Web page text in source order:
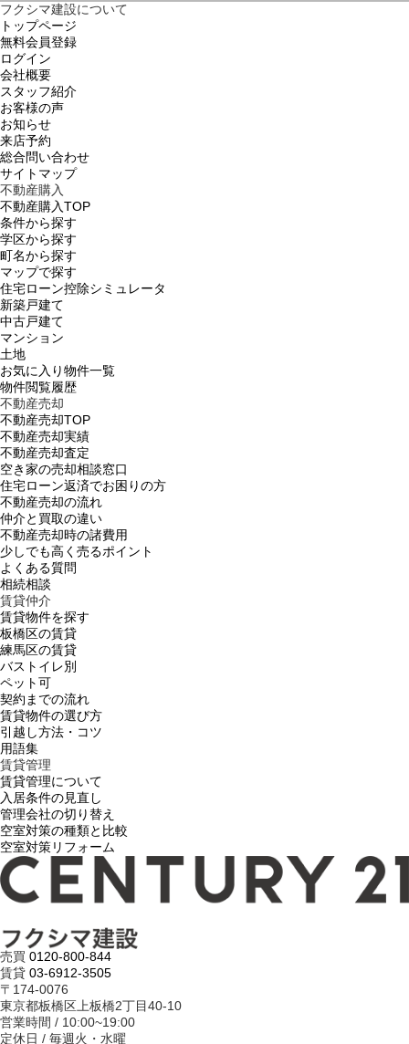
フクシマ建設について
トップページ
無料会員登録
ログイン
会社概要
スタッフ紹介
お客様の声
お知らせ
来店予約
総合問い合わせ
サイトマップ
不動産購入
不動産購入TOP
条件から探す
学区から探す
町名から探す
マップで探す
住宅ローン控除シミュレータ
新築戸建て
中古戸建て
マンション
土地
お気に入り物件一覧
物件閲覧履歴
不動産売却
不動産売却TOP
不動産売却実績
不動産売却査定
空き家の売却相談窓口
住宅ローン返済でお困りの方
不動産売却の流れ
仲介と買取の違い
不動産売却時の諸費用
少しでも高く売るポイント
よくある質問
相続相談
賃貸仲介
賃貸物件を探す
板橋区の賃貸
練馬区の賃貸
バストイレ別
ペット可
契約までの流れ
賃貸物件の選び方
引越し方法・コツ
用語集
賃貸管理
賃貸管理について
入居条件の見直し
管理会社の切り替え
空室対策の種類と比較
空室対策リフォーム
売買 0120-800-844
賃貸 03-6912-3505
〒174-0076
東京都板橋区上板橋2丁目40-10
営業時間 / 10:00~19:00
定休日 / 毎週火・水曜